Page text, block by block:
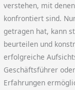
verstehen, mit
konfrontiert sind.
getragen hat, kann
beurteilen und
erfolgreiche
Geschäftsführer
Erfahrungen